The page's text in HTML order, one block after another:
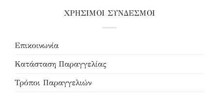
ΧΡΗΣΙΜΟΙ ΣΥΝΔΕΣΜΟΙ
Επικοινωνία
Κατάσταση Παραγγελίας
Τρόποι Παραγγελιών